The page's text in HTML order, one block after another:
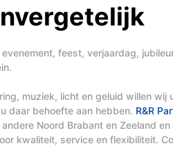
feest, verjaardag,
muziek, licht en geluid willen wij
daar behoefte aan hebben. R&R
Noord Brabant en Zeeland
kwaliteit, service en flexibiliteit.